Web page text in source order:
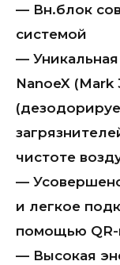
— Вн.блок
системой
—
NanoeX
чистоте
—
и легкое
помощью QR-
— Высокая